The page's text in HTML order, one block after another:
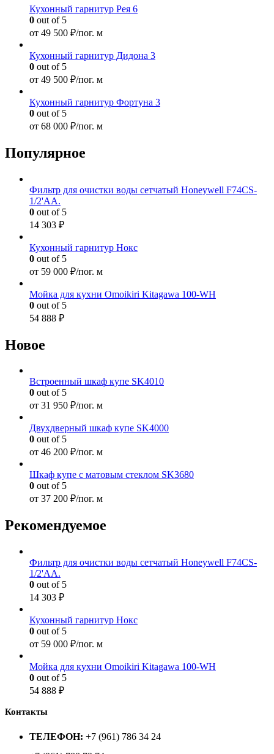
Кухонный гарнитур Рея 6
0 out of 5
от 49 500 ₽/пог. м
Кухонный гарнитур Дидона 3
0 out of 5
от 49 500 ₽/пог. м
Кухонный гарнитур Фортуна 3
0 out of 5
от 68 000 ₽/пог. м
Популярное
Фильтр для очистки воды сетчатый Honeywell F74CS-
1/2'AA.
0 out of 5
14 303 ₽
Кухонный гарнитур Нокс
0 out of 5
от 59 000 ₽/пог. м
Мойка для кухни Omoikiri Kitagawa 100-WH
0 out of 5
54 888 ₽
Новое
Встроенный шкаф купе SK4010
0 out of 5
от 31 950 ₽/пог. м
Двухдверный шкаф купе SK4000
0 out of 5
от 46 200 ₽/пог. м
Шкаф купе с матовым стеклом SK3680
0 out of 5
от 37 200 ₽/пог. м
Рекомендуемое
Фильтр для очистки воды сетчатый Honeywell F74CS-
1/2'AA.
0 out of 5
14 303 ₽
Кухонный гарнитур Нокс
0 out of 5
от 59 000 ₽/пог. м
Мойка для кухни Omoikiri Kitagawa 100-WH
0 out of 5
54 888 ₽
Контакты
ТЕЛЕФОН: +7 (961) 786 34 24